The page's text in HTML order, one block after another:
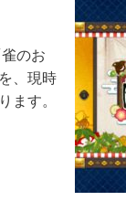
のお
、現時
ます。